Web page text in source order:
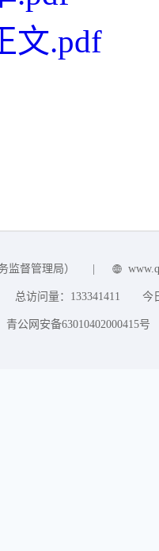
文.pdf
监督管理局）
总访问量： 133341411 今
青公网安备63010402000415号